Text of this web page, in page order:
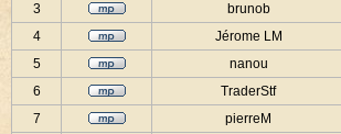
3
brunob
4
Jérome LM
5
nanou
6
TraderStf
7
pierreM